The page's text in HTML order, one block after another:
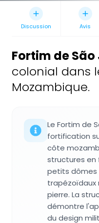
Discussion Avis
Fortim de São
colonial dans
Mozambique.
Le Fortim de
fortification
côte
structures en
petits dômes
trapézoïdaux
pierre. La
démontre
du design